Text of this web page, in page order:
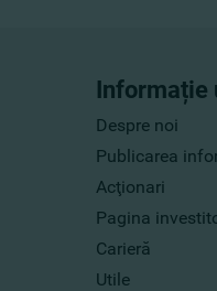
Informație
Despre noi
Publicarea
Acţionari
Pagina
Carieră
Utile